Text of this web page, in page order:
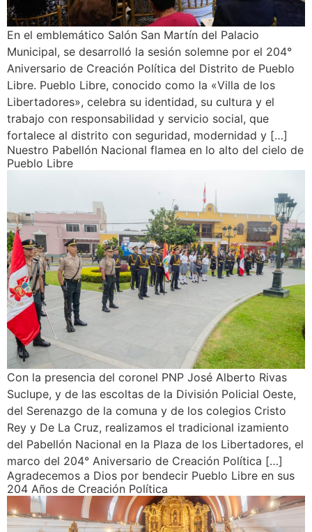
En el emblemático Salón San Martín del Palacio
Municipal, se desarrolló la sesión solemne por el 204°
Aniversario de Creación Política del Distrito de Pueblo
Libre. Pueblo Libre, conocido como la «Villa de los
Libertadores», celebra su identidad, su cultura y el
trabajo con responsabilidad y servicio social, que
fortalece al distrito con seguridad, modernidad y […]
Nuestro Pabellón Nacional flamea en lo alto del cielo de
Pueblo Libre
Con la presencia del coronel PNP José Alberto Rivas
Suclupe, y de las escoltas de la División Policial Oeste,
del Serenazgo de la comuna y de los colegios Cristo
Rey y De La Cruz, realizamos el tradicional izamiento
del Pabellón Nacional en la Plaza de los Libertadores, el
marco del 204° Aniversario de Creación Política […]
Agradecemos a Dios por bendecir Pueblo Libre en sus
204 Años de Creación Política